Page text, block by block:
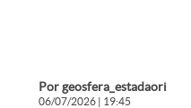
Por geosfera_estadaori
06/07/2026 | 19:45